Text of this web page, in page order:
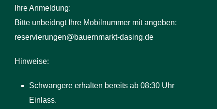
Ihre Anmeldung:
Bitte unbeidngt Ihre Mobilnummer mit angeben:
reservierungen@bauernmarkt-dasing.de
Hinweise:
Schwangere erhalten bereits ab 08:30 Uhr
Einlass.